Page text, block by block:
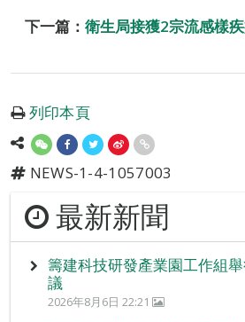
下一篇： 衛生局接獲2宗流感樣
列印本頁
NEWS-1-4-1057003
最新新聞
籌建科技研發產業園工作組
議
2026年8月6日 22:21